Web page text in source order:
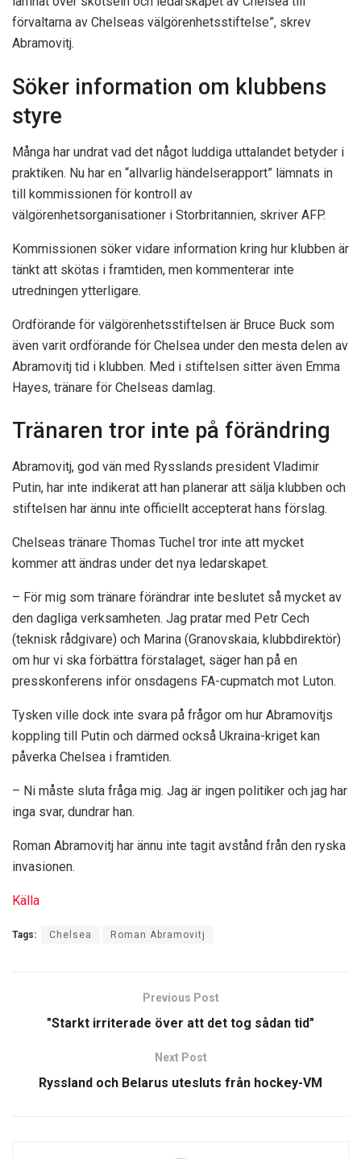
förvaltarna av Chelseas välgörenhetsstiftelse”, skrev
Abramovitj.
Söker information om klubbens
styre
Många har undrat vad det något luddiga uttalandet betyder i
praktiken. Nu har en “allvarlig händelserapport” lämnats in
till kommissionen för kontroll av
välgörenhetsorganisationer i Storbritannien, skriver AFP.
Kommissionen söker vidare information kring hur klubben är
tänkt att skötas i framtiden, men kommenterar inte
utredningen ytterligare.
Ordförande för välgörenhetsstiftelsen är Bruce Buck som
även varit ordförande för Chelsea under den mesta delen av
Abramovitj tid i klubben. Med i stiftelsen sitter även Emma
Hayes, tränare för Chelseas damlag.
Tränaren tror inte på förändring
Abramovitj, god vän med Rysslands president Vladimir
Putin, har inte indikerat att han planerar att sälja klubben och
stiftelsen har ännu inte officiellt accepterat hans förslag.
Chelseas tränare Thomas Tuchel tror inte att mycket
kommer att ändras under det nya ledarskapet.
– För mig som tränare förändrar inte beslutet så mycket av
den dagliga verksamheten. Jag pratar med Petr Cech
(teknisk rådgivare) och Marina (Granovskaia, klubbdirektör)
om hur vi ska förbättra förstalaget, säger han på en
presskonferens inför onsdagens FA-cupmatch mot Luton.
Tysken ville dock inte svara på frågor om hur Abramovitjs
koppling till Putin och därmed också Ukraina-kriget kan
påverka Chelsea i framtiden.
– Ni måste sluta fråga mig. Jag är ingen politiker och jag har
inga svar, dundrar han.
Roman Abramovitj har ännu inte tagit avstånd från den ryska
invasionen.
Källa
Tags: Chelsea Roman Abramovitj
Previous Post
"Starkt irriterade över att det tog sådan tid"
Next Post
Ryssland och Belarus utesluts från hockey-VM